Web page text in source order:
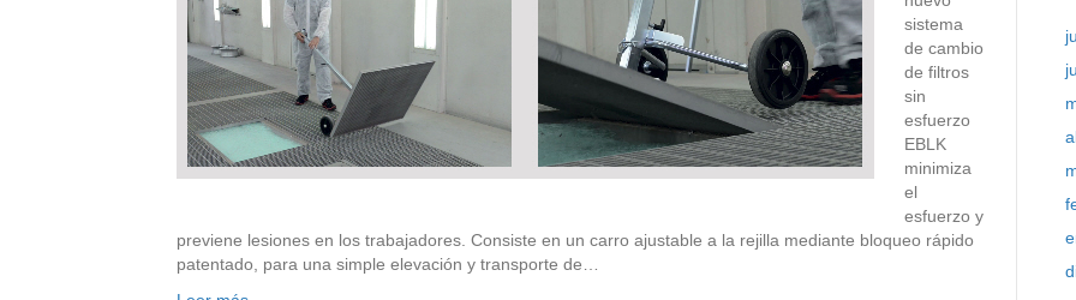
sistema
de cambio
de filtros
sin
esfuerzo
EBLK
minimiza
el
esfuerzo y
previene lesiones en los trabajadores. Consiste en un carro ajustable a la rejilla mediante bloqueo rápido
patentado, para una simple elevación y transporte de…